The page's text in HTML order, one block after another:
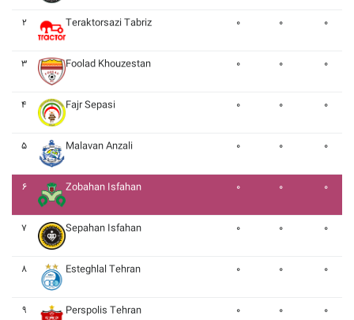
۲ Teraktorsazi Tabriz ۰ ۰ ۰
۳ Foolad Khouzestan ۰ ۰ ۰
۴ Fajr Sepasi ۰ ۰ ۰
۵ Malavan Anzali ۰ ۰ ۰
۶ Zobahan Isfahan ۰ ۰ ۰
۷ Sepahan Isfahan ۰ ۰ ۰
۸ Esteghlal Tehran ۰ ۰ ۰
۹ Perspolis Tehran ۰ ۰ ۰